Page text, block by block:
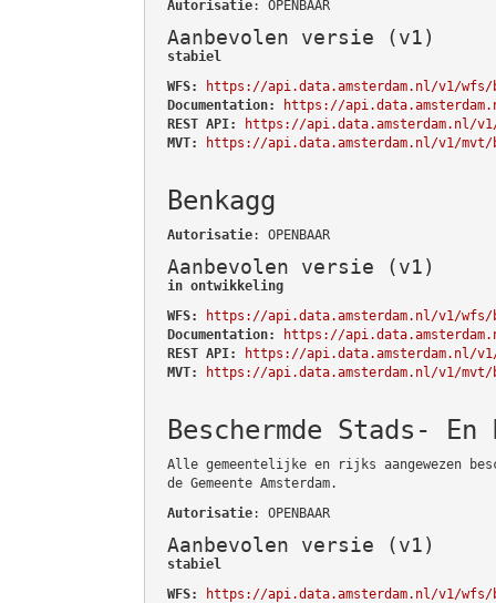
Autorisatie: OPENBAAR
Aanbevolen versie (v1)
stabiel
WFS:
https://api.data.amsterdam.nl/v1/wfs/
Documentation:
https://
REST API:
https://api.data.amsterdam.nl/
MVT:
https://api.data.amsterdam.nl/v1/mvt/
Benkagg
Autorisatie: OPENBAAR
Aanbevolen versie (v1)
in ontwikkeling
WFS:
https://api.data.amsterdam.nl/v1/wfs/
Documentation:
https://
REST API:
https://api.data.amsterdam.nl/v1/
MVT:
https://api.data.amsterdam.nl/v1/mvt/
Beschermde Stads-
Alle gemeentelijke en rijks aangewezen
de Gemeente Amsterdam.
Autorisatie: OPENBAAR
Aanbevolen versie (v1)
stabiel
WFS:
https://api.data.amsterdam.nl/v1/wfs/